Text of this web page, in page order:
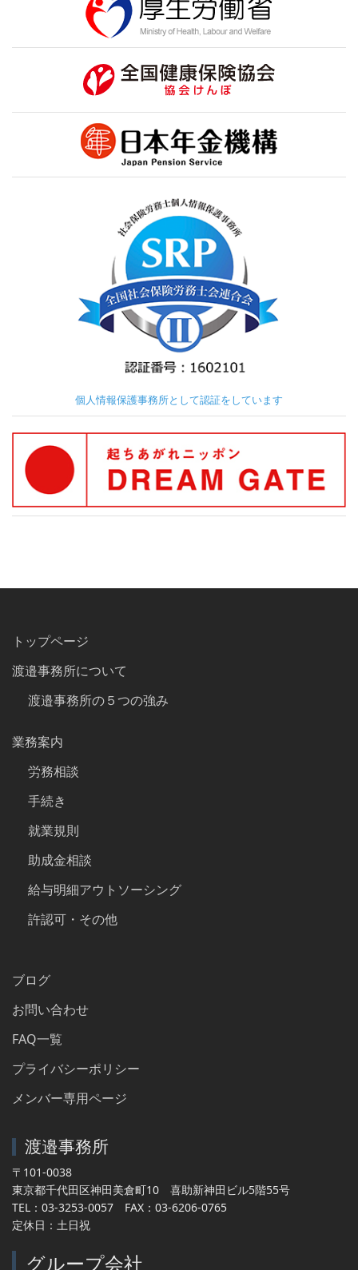
個人情報保護事務所として認証をしています
トップページ
渡邉事務所について
渡邉事務所の５つの強み
業務案内
労務相談
手続き
就業規則
助成金相談
給与明細アウトソーシング
許認可・その他
ブログ
お問い合わせ
FAQ一覧
プライバシーポリシー
メンバー専用ページ
渡邉事務所
〒101-0038
東京都千代田区神田美倉町10 喜助新神田ビル5階55号
TEL：03-3253-0057 FAX：03-6206-0765
定休日：土日祝
グループ会社